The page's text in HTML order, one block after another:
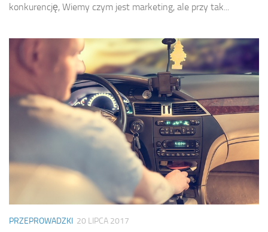
konkurencję, Wiemy czym jest marketing, ale przy tak...
PRZEPROWADZKI 20 LIPCA 2017